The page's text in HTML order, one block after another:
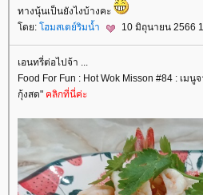
ทางนุ้นเป็นยังไงบ้างคะ
ดย: ฮมสเตย์ริมน้ำ 10 มิถุนายน 2566
เอนทรี่ต่อไปจ้า ...
Food For Fun : Hot Wok Misson #84 : เม
กุ้งสด" คลิกที่นี่ค่ะ